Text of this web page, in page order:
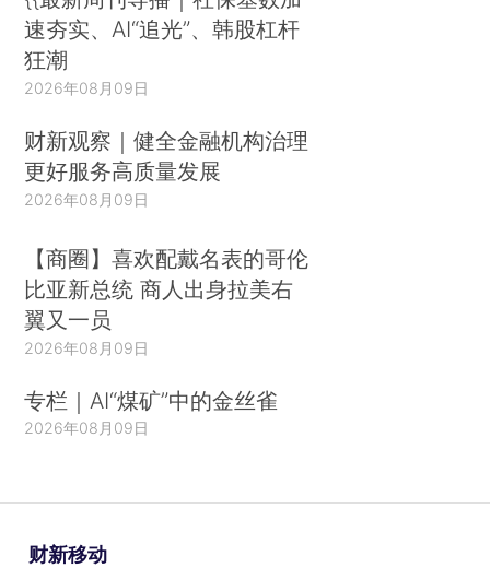
速夯实、AI“追光”、韩股杠杆
狂潮
2026年08月09日
财新观察｜健全金融机构治理
更好服务高质量发展
2026年08月09日
【商圈】喜欢配戴名表的哥伦
比亚新总统 商人出身拉美右
翼又一员
2026年08月09日
专栏｜AI“煤矿”中的金丝雀
2026年08月09日
财新移动